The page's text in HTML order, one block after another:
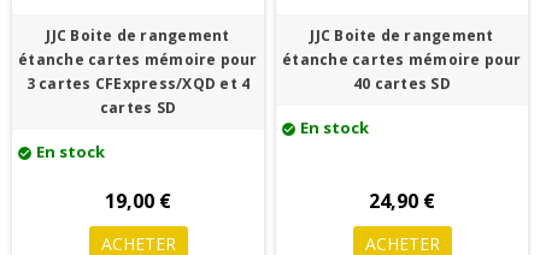
JJC Boite de rangement
étanche cartes mémoire pour
3 cartes CFExpress/XQD et 4
cartes SD
check_circle En stock
19,00 €
ACHETER
JJC Boite de rangement
étanche cartes mémoire pour
40 cartes SD
check_circle En stock
24,90 €
ACHETER